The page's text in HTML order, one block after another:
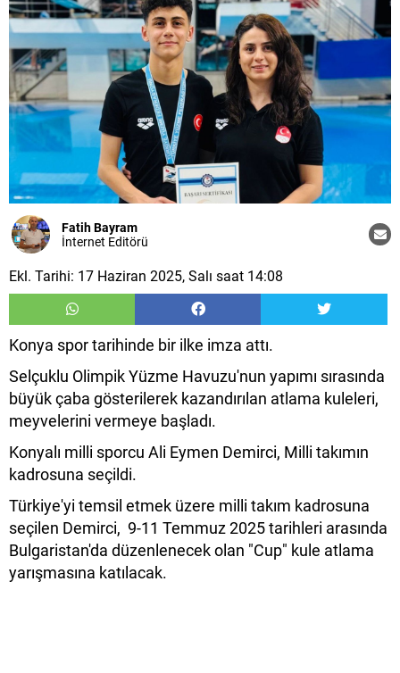
Fatih Bayram
İnternet Editörü
Ekl. Tarihi: 17 Haziran 2025, Salı saat 14:08
Konya spor tarihinde bir ilke imza attı.
Selçuklu Olimpik Yüzme Havuzu'nun yapımı sırasında
büyük çaba gösterilerek kazandırılan atlama kuleleri,
meyvelerini vermeye başladı.
Konyalı milli sporcu Ali Eymen Demirci, Milli takımın
kadrosuna seçildi.
Türkiye'yi temsil etmek üzere milli takım kadrosuna
seçilen Demirci, 9-11 Temmuz 2025 tarihleri arasında
Bulgaristan'da düzenlenecek olan "Cup" kule atlama
yarışmasına katılacak.